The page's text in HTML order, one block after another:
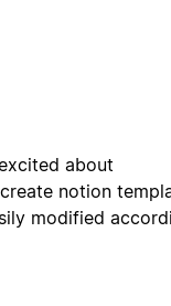
about
notion
modified